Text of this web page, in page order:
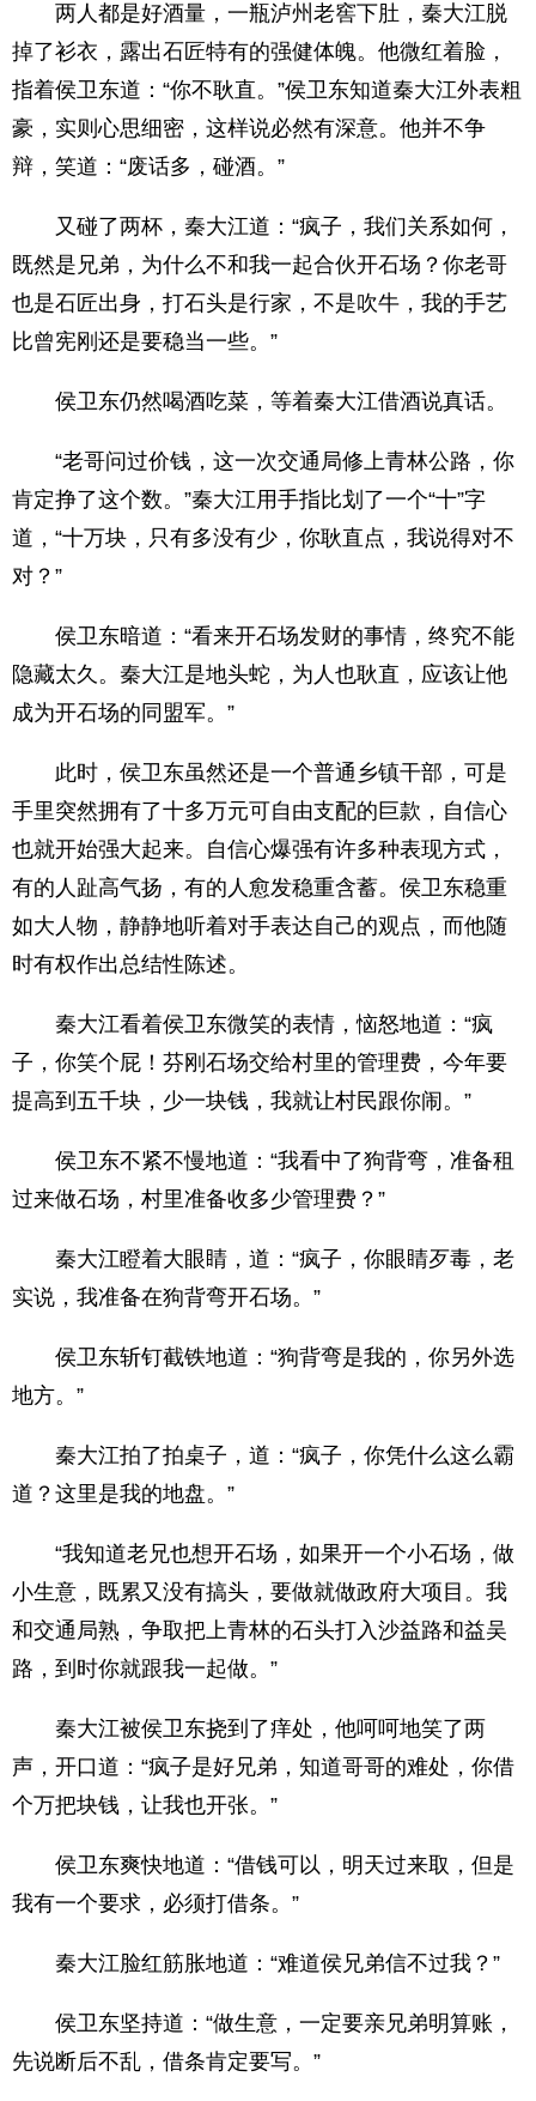
两人都是好酒量，一瓶泸州老窖下肚，秦大江脱
掉了衫衣，露出石匠特有的强健体魄。他微红着脸，
指着侯卫东道：“你不耿直。”侯卫东知道秦大江外表粗
豪，实则心思细密，这样说必然有深意。他并不争
辩，笑道：“废话多，碰酒。”
又碰了两杯，秦大江道：“疯子，我们关系如何，
既然是兄弟，为什么不和我一起合伙开石场？你老哥
也是石匠出身，打石头是行家，不是吹牛，我的手艺
比曾宪刚还是要稳当一些。”
侯卫东仍然喝酒吃菜，等着秦大江借酒说真话。
“老哥问过价钱，这一次交通局修上青林公路，你
肯定挣了这个数。”秦大江用手指比划了一个“十”字
道，“十万块，只有多没有少，你耿直点，我说得对不
对？”
侯卫东暗道：“看来开石场发财的事情，终究不能
隐藏太久。秦大江是地头蛇，为人也耿直，应该让他
成为开石场的同盟军。”
此时，侯卫东虽然还是一个普通乡镇干部，可是
手里突然拥有了十多万元可自由支配的巨款，自信心
也就开始强大起来。自信心爆强有许多种表现方式，
有的人趾高气扬，有的人愈发稳重含蓄。侯卫东稳重
如大人物，静静地听着对手表达自己的观点，而他随
时有权作出总结性陈述。
秦大江看着侯卫东微笑的表情，恼怒地道：“疯
子，你笑个屁！芬刚石场交给村里的管理费，今年要
提高到五千块，少一块钱，我就让村民跟你闹。”
侯卫东不紧不慢地道：“我看中了狗背弯，准备租
过来做石场，村里准备收多少管理费？”
秦大江瞪着大眼睛，道：“疯子，你眼睛歹毒，老
实说，我准备在狗背弯开石场。”
侯卫东斩钉截铁地道：“狗背弯是我的，你另外选
地方。”
秦大江拍了拍桌子，道：“疯子，你凭什么这么霸
道？这里是我的地盘。”
“我知道老兄也想开石场，如果开一个小石场，做
小生意，既累又没有搞头，要做就做政府大项目。我
和交通局熟，争取把上青林的石头打入沙益路和益吴
路，到时你就跟我一起做。”
秦大江被侯卫东挠到了痒处，他呵呵地笑了两
声，开口道：“疯子是好兄弟，知道哥哥的难处，你借
个万把块钱，让我也开张。”
侯卫东爽快地道：“借钱可以，明天过来取，但是
我有一个要求，必须打借条。”
秦大江脸红筋胀地道：“难道侯兄弟信不过我？”
侯卫东坚持道：“做生意，一定要亲兄弟明算账，
先说断后不乱，借条肯定要写。”